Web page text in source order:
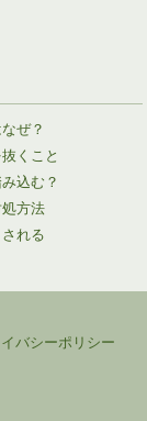
ぜ？
くこと
込む？
方法
れる
バシーポリシー